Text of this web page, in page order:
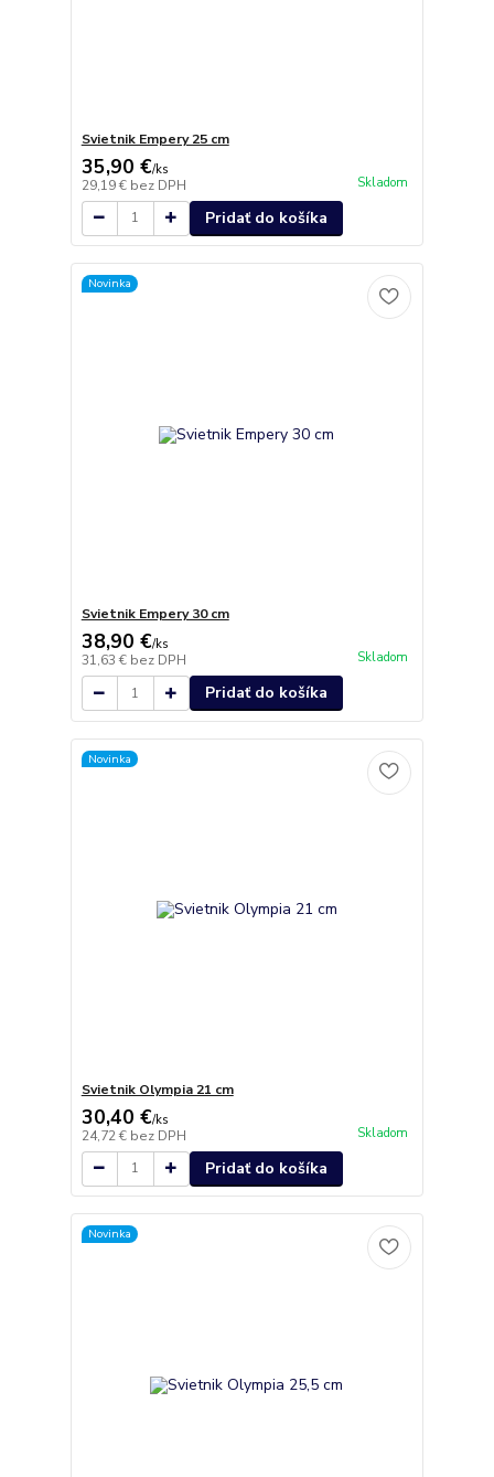
Svietnik Empery 25 cm
35,90 €/ks
29,19 € bez DPH Skladom
Pridať do košíka
Novinka
Svietnik Empery 30 cm
38,90 €/ks
31,63 € bez DPH Skladom
Pridať do košíka
Novinka
Svietnik Olympia 21 cm
30,40 €/ks
24,72 € bez DPH Skladom
Pridať do košíka
Novinka